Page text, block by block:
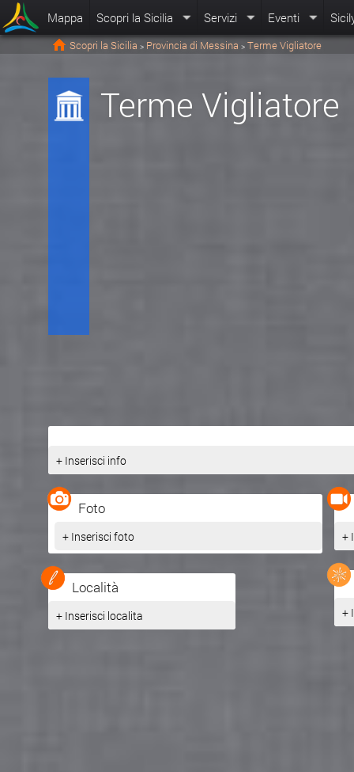
Mappa Scopri la Sicilia Servizi Eventi
Scopri la Sicilia > Provincia di Messina > Terme Vigliatore
Terme Vigliatore
+ Inserisci info
Foto
+ Inserisci foto
Località
+ Inserisci localita
+
+